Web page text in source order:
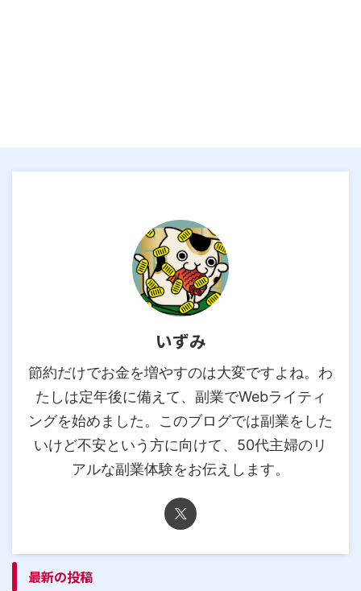
いずみ
節約だけでお金を増やすのは大変ですよね。わ
たしは定年後に備えて、副業でWebライティ
ングを始めました。このブログでは副業をした
いけど不安という方に向けて、50代主婦のリ
アルな副業体験をお伝えします。
最新の投稿